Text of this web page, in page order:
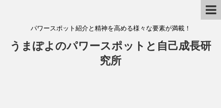
パワースポット紹介と精神を高める様々な要素が満載！
うまぽよのパワースポットと自己成長研
究所